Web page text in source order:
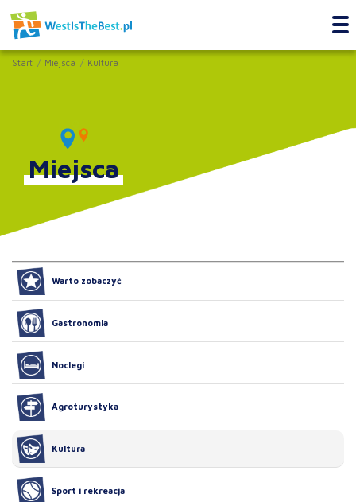
Start Miejsca Kultura
Miejsca
Warto zobaczyć
Gastronomia
Noclegi
Agroturystyka
Kultura
Sport i rekreacja